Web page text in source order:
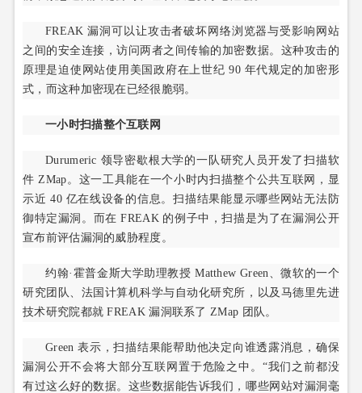
FREAK 漏洞可以让攻击者破坏网络浏览器与受影响网站
之间的安全连接，访问两者之间传输的加密数据。这种攻击的
原理是迫使网站使用美国政府在上世纪 90 年代规定的加密形
式，而这种加密现在已经很脆弱。
一小时扫描整个互联网
Durumeric 领导密歇根大学的一队研究人员开发了扫描软
件 ZMap。这一工具能在一个小时内扫描整个公共互联网，显
示近 40 亿在线设备的信息。扫描结果能显示哪些网站无法防
御特定漏洞。而在 FREAK 的例子中，扫描是为了在漏洞公开
宣布前评估漏洞的威胁程度。
约翰·霍普金斯大学助理教授 Matthew Green、微软的一个
研究团队、法国计算机科学与自动化研究所，以及马德里先进
技术研究院都就 FREAK 漏洞联系了 ZMap 团队。
Green 表示，扫描结果能帮助他决定向谁透露消息，确保
漏洞公开不会将大部分互联网置于危险之中。“我们之前都没
有过这么好的数据。这些数据能告诉我们，哪些网站对漏洞毫